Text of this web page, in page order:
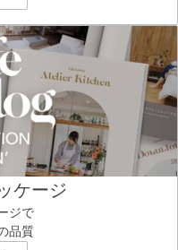
ケージ
ジで
品質